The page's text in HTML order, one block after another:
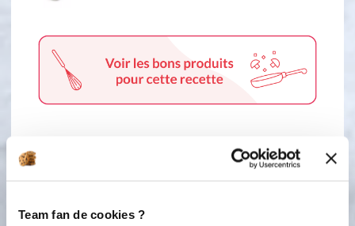
Team fan de cookies ?
3 étapes